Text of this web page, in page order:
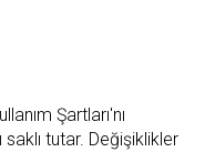
Şartları'nı
tutar. Değişiklikler